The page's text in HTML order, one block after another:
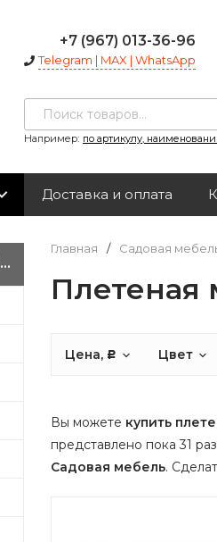
+7 (967) 013-36-96
Telegram | MAX | WhatsApp
Например: по артикулу,
Доставка и оплата
Главная / Садовая
Плетеная
Цена, Р Цвет
Вы можете купить
представлено пока 31
Садовая мебель.